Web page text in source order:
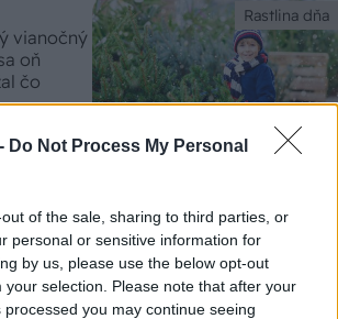
Do Not Process My Personal
of the sale, sharing to third parties, or
personal or sensitive information for
by us, please use the below opt-out
your selection. Please note that after your
you may continue seeing
Rastlina dňa
vianočný
oň
čo
Námestie s bratislavskou
kvalitou. Smolenice získajú
atraktívny verejný priestor
spájajúci kultúru aj
každodenný život